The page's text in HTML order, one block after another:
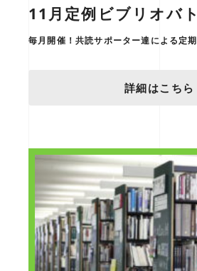
11月定例ビブリオバ
毎月開催！共読サポーター達による定期
詳細はこちら